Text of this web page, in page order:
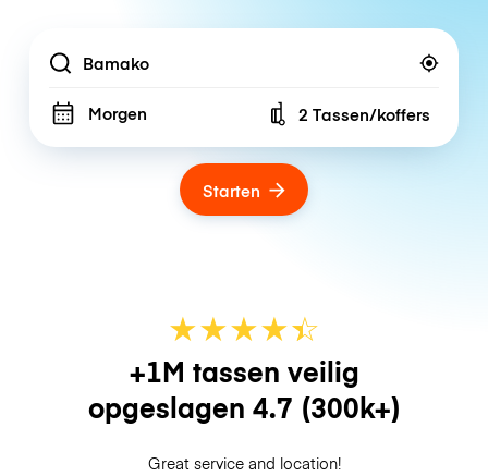
Location
Morgen Number of bags
2 Tassen/koffers
Starten
★★★★☆
★
+1M tassen veilig
opgeslagen 4.7 (300k+)
Great service and location!